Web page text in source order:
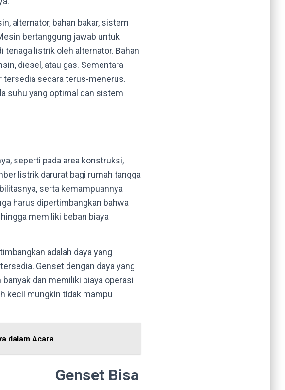
alternator, bahan bakar, sistem
bertanggung jawab untuk
listrik oleh alternator. Bahan
diesel, atau gas. Sementara
tersedia secara terus-menerus.
suhu yang optimal dan sistem
seperti pada area konstruksi,
listrik darurat bagi rumah tangga
serta kemampuannya
harus dipertimbangkan bahwa
memiliki beban biaya
adalah daya yang
Genset dengan daya yang
dan memiliki biaya operasi
kecil mungkin tidak mampu
dalam Acara
Genset Bisa